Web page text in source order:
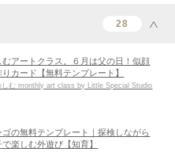
28
むアートクラス。６月は父の日！似顔
カード【無料テンプレート】
しむ monthly art class by Little Special Studio
ゴの無料テンプレート｜探検しながら
楽しむ外遊び【知育】